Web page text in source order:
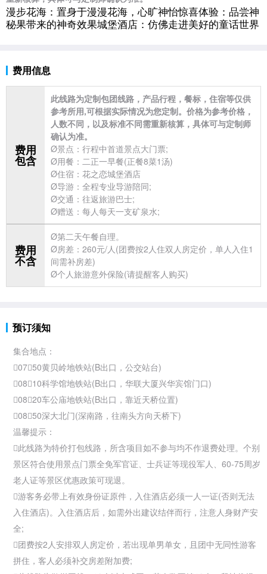
漫步花海：置身于漫漫花海，心旷神怡惊喜体验：品尝神
秘果带来的神奇效果城堡酒店：仿佛走进美好的童话世界
费用信息
费用
包含
此线路为定制包团线路，产品行程，餐标，住宿等仅供
参考所用,可根据实际情况为您定制。价格为参考价格，
人数不同，以及标准不同需重新核算，具体可与定制师
确认为准。
Ø景点：行程中首道景点大门票;
Ø用餐：二正一早餐(正餐8菜1汤)
Ø住宿：花之恋城堡酒店
Ø导游：全程专业导游陪同;
Ø交通：往返旅游巴士;
Ø赠送：每人每天一支矿泉水;
费用
不含
Ø第二天午餐自理。
Ø房差：260元/人(团费按2人住双人房定价，单人入住1
间需补房差)
Ø个人旅游意外保险(请提醒客人购买)
预订须知
集合地点：
07：50黄贝岭地铁站(B出口，公交站台)
08：10科学馆地铁站(B出口，华联大厦兴华宾馆门口)
08：20车公庙地铁站(B出口，靠近天桥位置)
08：50深大北门(深南路，往南头方向天桥下)
温馨提示：
此线路为特价打包线路，所含项目如不参与均不作退费处理。个别
景区符合使用景点门票全免军官证、士兵证等现役军人、60-75周岁
老人证等景区优惠政策可现退。
游客务必带上有效身份证原件，入住酒店必须一人一证(否则无法
入住酒店)。入住酒店后，如需外出建议结伴而行，注意人身财产安
全;
团费按2人安排双人房定价，若出现单男单女，且团中无同性游客
拼住，客人必须补交房差附加费;